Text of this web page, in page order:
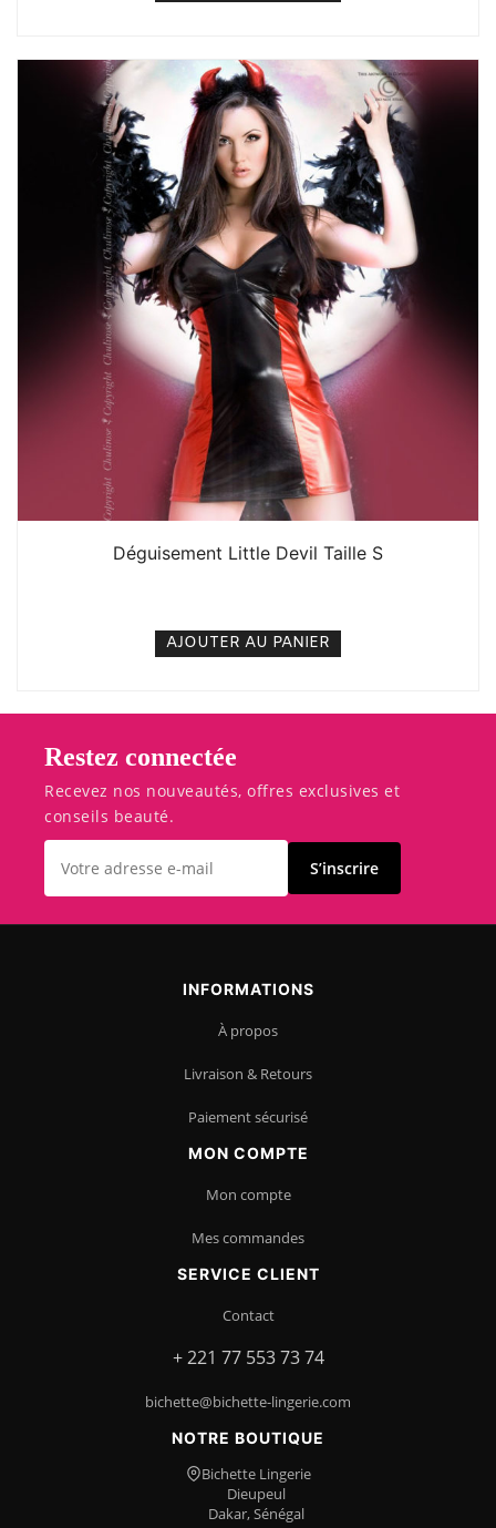
Déguisement Little Devil Taille S
AJOUTER AU PANIER
Restez connectée
Recevez nos nouveautés, offres exclusives et
conseils beauté.
S’inscrire
INFORMATIONS
À propos
Livraison & Retours
Paiement sécurisé
MON COMPTE
Mon compte
Mes commandes
SERVICE CLIENT
Contact
+ 221 77 553 73 74
bichette@bichette-lingerie.com
NOTRE BOUTIQUE
Bichette Lingerie
Dieupeul
Dakar, Sénégal